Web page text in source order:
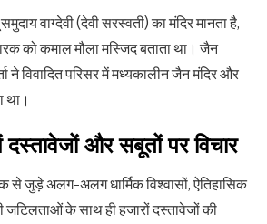
वाग्देवी (देवी सरस्वती) का मंदिर मानता है,
को कमाल मौला मस्जिद बताता था। जैन
ने विवादित परिसर में मध्यकालीन जैन मंदिर और
था।
और सबूतों पर विचार
से जुड़े अलग-अलग धार्मिक विश्वासों, ऐतिहासिक
जटिलताओं के साथ ही हजारों दस्तावेजों की